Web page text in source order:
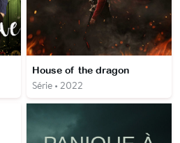
House of the dragon
Série • 2022